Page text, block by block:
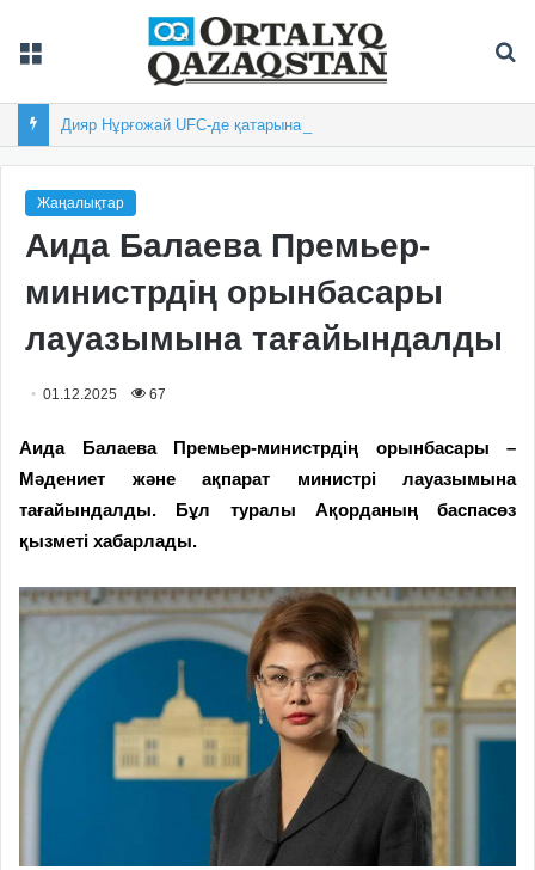
Дияр Нұрғожай UFC-де қатарынан екінші рет жеңіске жетті
Жаңалықтар
Аида Балаева Премьер-
министрдің орынбасары
лауазымына тағайындалды
01.12.2025 67
Аида Балаева Премьер-министрдің орынбасары –
Мәдениет және ақпарат министрі лауазымына
тағайындалды. Бұл туралы Ақорданың баспасөз
қызметі хабарлады.